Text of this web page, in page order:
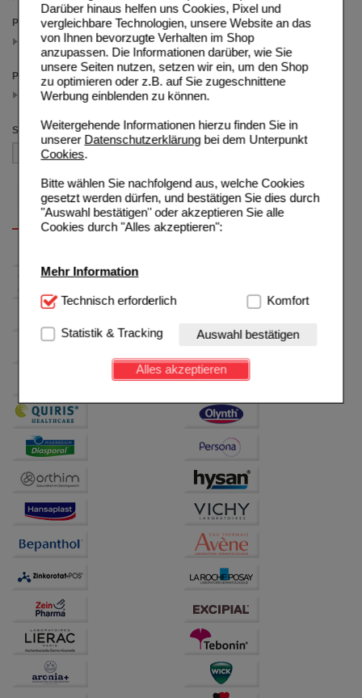
Darüber hinaus helfen uns Cookies, Pixel und
vergleichbare Technologien, unsere Website an das
von Ihnen bevorzugte Verhalten im Shop
anzupassen. Die Informationen darüber, wie Sie
unsere Seiten nutzen, setzen wir ein, um den Shop
zu optimieren oder z.B. auf Sie zugeschnittene
Werbung einblenden zu können.
Weitergehende Informationen hierzu finden Sie in
unserer Datenschutzerklärungbei dem Unterpunkt
Cookies.
Bitte wählen Sie nachfolgend aus, welche Cookies
gesetzt werden dürfen, und bestätigen Sie dies durch
"Auswahl bestätigen" oder akzeptieren Sie alle
Cookies durch "Alles akzeptieren":
Mehr Information
Technisch Notwendig:Hierbei handelt es sich um
Website notwendig sind (z.B. Navigation, Warenkorb,
Kundenkonto), weshalb auf diese nicht verzichtet
werden kann.
Einkaufserlebnis noch ansprechender zu gestalten,
beispielsweise für die Wiedererkennung des
Verhaltensweisen (z.B. Spracheinstellung)
anzupassen. Komfort-Cookies ermöglichen es uns
auch auf Ihre Bedürfnisse zugeschrittene Inhalte
anzuzeigen und unser Partnerprogramm zu
betreiben.
Hierüber lassen sich
Informationen über die Art und Weise der Nutzung
Website weiter für Sie optimieren können, den Inhalt
Drittseiten möglichst relevant für Sie zu gestalten.
Bitte beachten Sie, dass Daten hierfür teilweise an
Dritte wie z.B. Google oder soziale Medien
übertragen werden.
Technisch erforderlich Komfort
Statistik & Tracking Auswahl bestätigen
Alles akzeptieren
Packungsgröße
60 St
(auswahl entfernen)
Preis
12.50 - 19.99
(auswahl entfernen)
Sortieren nach